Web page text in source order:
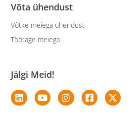
Võta ühendust
Võtke meiega ühendust
Töötage meiega
Jälgi Meid!